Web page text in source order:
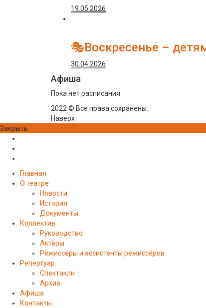
19.05.2026
🎭Воскресенье –
30.04.2026
Афиша
Пока нет расписания
2022 © Все права сохранены.
Наверх
Закрыть
Главная
О театре
Новости
История
Документы
Коллектив
Руководство
Актёры
Режиссёры и ассистенты режиссёров
Репертуар
Спектакли
Архив
Афиша
Контакты